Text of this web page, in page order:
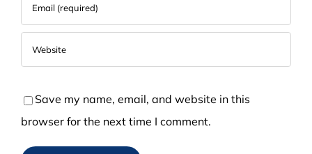
Save my name, email, and website in this
browser for the next time I comment.